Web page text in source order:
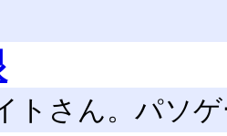
トさん。パソ